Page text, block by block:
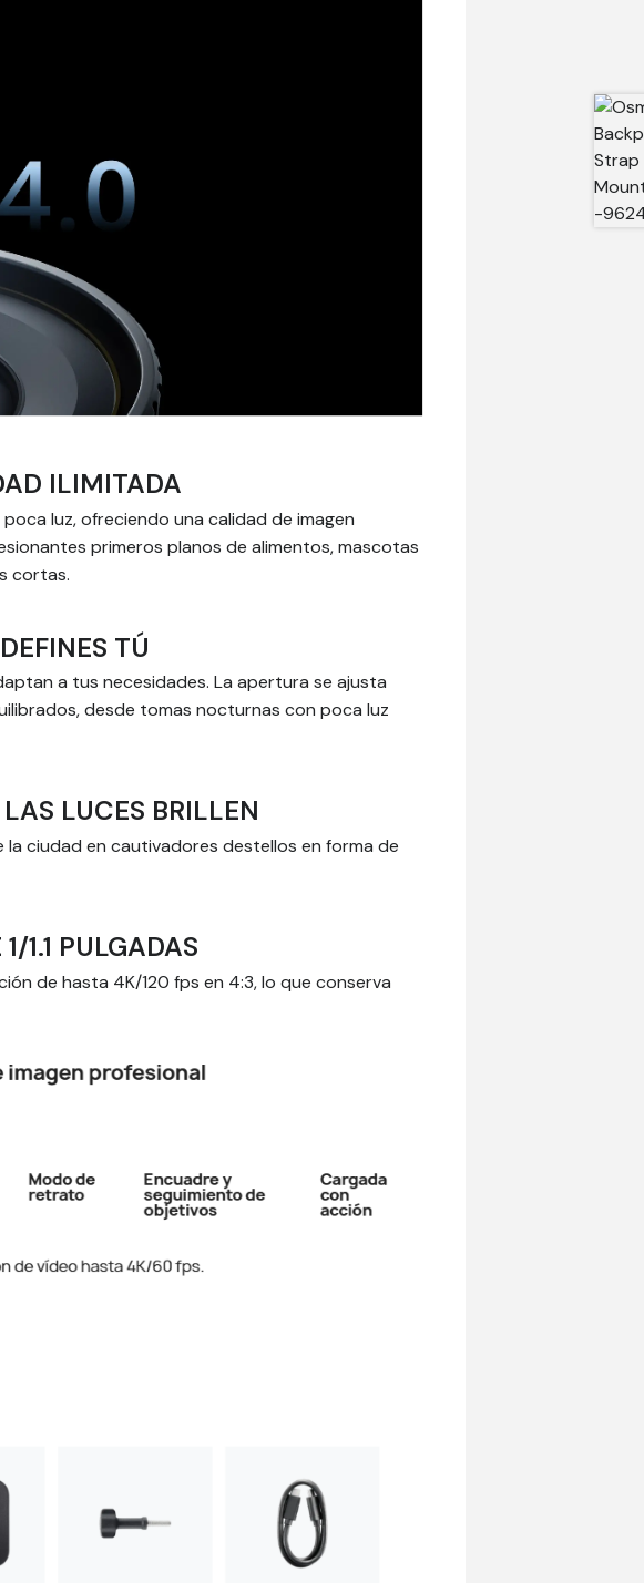
ILIMITADA
luz, ofreciendo una calidad de imagen
primeros planos de alimentos, mascotas
cortas.
TÚ
a tus necesidades. La apertura se ajusta
desde tomas nocturnas con poca luz
LUCES BRILLEN
ciudad en cautivadores destellos en forma de
1.1 PULGADAS
de hasta 4K/120 fps en 4:3, lo que conserva